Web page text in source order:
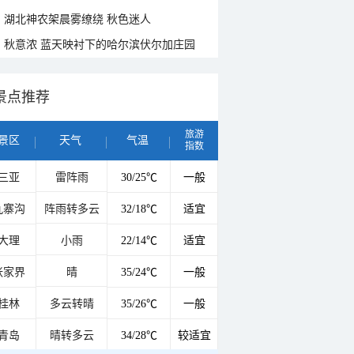
湖北神农架晨雾缭绕 秋色迷人
秋意浓 蓝天映衬下的哈尔滨伏尔加庄园
点推荐
区 天气 气温
旅游
指数
亚 雷阵雨 30/25℃ 一般
寨沟 阵雨转多云 32/18℃ 适宜
理 小雨 22/14℃ 适宜
家界 晴 35/24℃ 一般
林 多云转晴 35/26℃ 一般
岛 晴转多云 34/28℃ 较适宜